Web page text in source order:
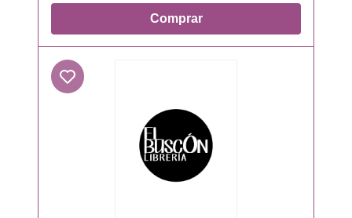
Comprar